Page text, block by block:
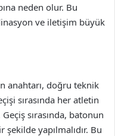
neden olur. Bu
ve iletişim büyük
anahtarı, doğru teknik
sırasında her atletin
sırasında, batonun
şekilde yapılmalıdır. Bu